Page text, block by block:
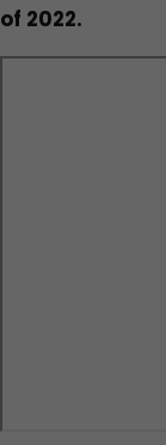
of 2022.